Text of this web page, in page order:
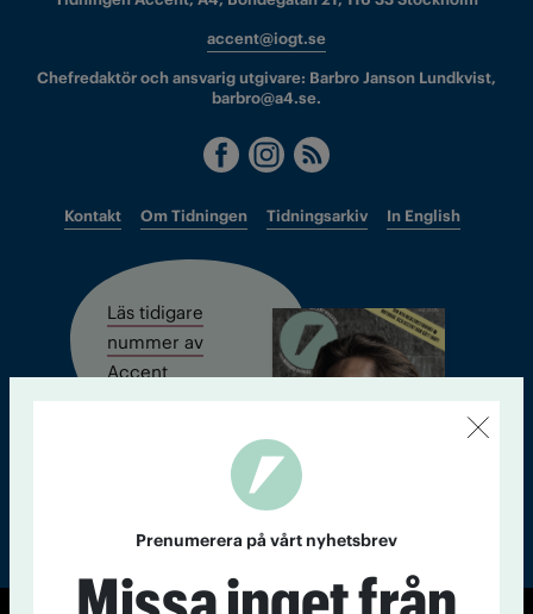
accent@iogt.se
Chefredaktör och ansvarig utgivare: Barbro Janson Lundkvist,
barbro@a4.se.
Kontakt Om Tidningen Tidningsarkiv In English
Läs tidigare
nummer av
Accent
Prenumerera på vårt nyhetsbrev